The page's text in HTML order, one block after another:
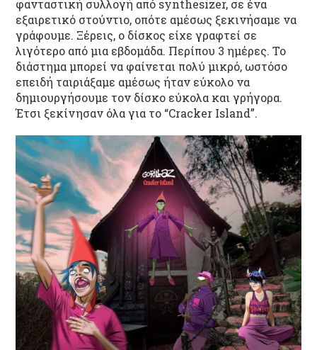
φανταστική συλλογή από synthesizer, σε ένα
εξαιρετικό στούντιο, οπότε αμέσως ξεκινήσαμε να
γράφουμε. Ξέρεις, ο δίσκος είχε γραφτεί σε
λιγότερο από μια εβδομάδα. Περίπου 3 ημέρες. Το
διάστημα μπορεί να φαίνεται πολύ μικρό, ωστόσο
επειδή ταιριάξαμε αμέσως ήταν εύκολο να
δημιουργήσουμε τον δίσκο εύκολα και γρήγορα.
Έτσι ξεκίνησαν όλα για το “Cracker Island”.